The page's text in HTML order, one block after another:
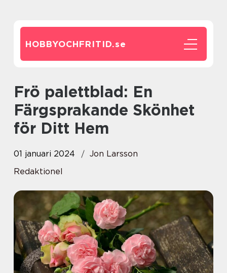
HOBBYOCHFRITID.se
Frö palettblad: En
Färgsprakande Skönhet
för Ditt Hem
01 januari 2024
Jon Larsson
Redaktionel